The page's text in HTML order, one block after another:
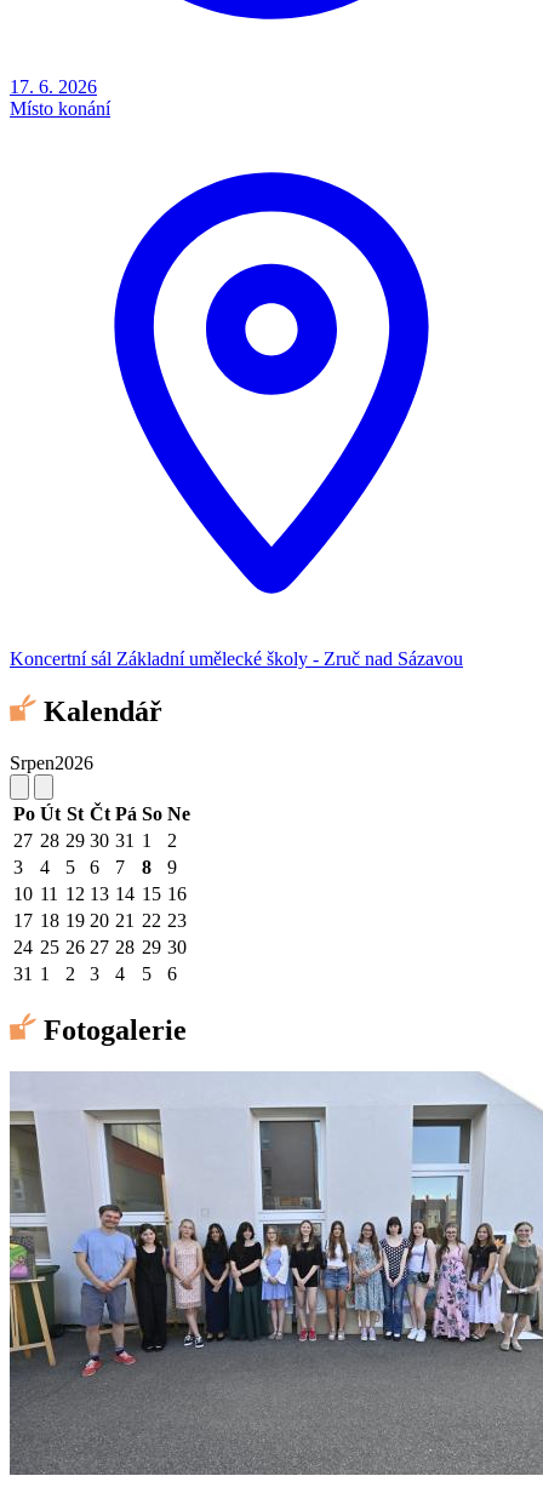
17. 6. 2026
Místo konání
Koncertní sál Základní umělecké školy - Zruč nad Sázavou
Kalendář
Srpen2026
Po Út St Čt Pá So Ne
27 28 29 30 31 1
2
3
4 5 6 7 8
9
10 11 12 13 14 15 16
17 18 19 20 21 22 23
24 25 26 27 28 29 30
31 1 2 3 4 5 6
Fotogalerie